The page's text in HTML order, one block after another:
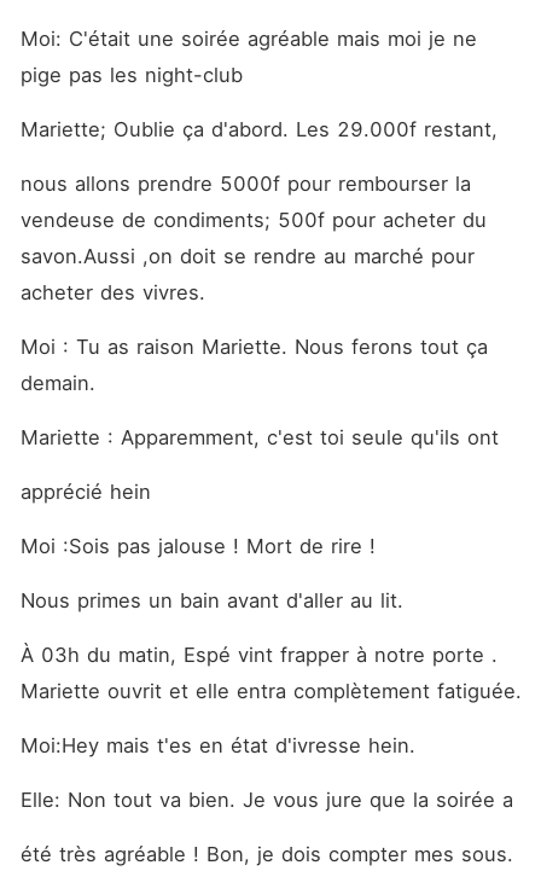
Moi: C'était une soirée agréable mais moi je ne
pige pas les night-club
Mariette; Oublie ça d'abord. Les 29.000f restant,
nous allons prendre 5000f pour rembourser la
vendeuse de condiments; 500f pour acheter du
savon.Aussi ,on doit se rendre au marché pour
acheter des vivres.
Moi : Tu as raison Mariette. Nous ferons tout ça
demain.
Mariette : Apparemment, c'est toi seule qu'ils ont
apprécié hein
Moi :Sois pas jalouse ! Mort de rire !
Nous primes un bain avant d'aller au lit.
À 03h du matin, Espé vint frapper à notre porte .
Mariette ouvrit et elle entra complètement fatiguée.
Moi:Hey mais t'es en état d'ivresse hein.
Elle: Non tout va bien. Je vous jure que la soirée a
été très agréable ! Bon, je dois compter mes sous.